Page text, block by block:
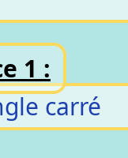
1 :
carré